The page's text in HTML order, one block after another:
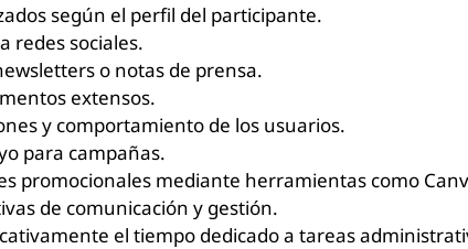
según el perfil del participante.
redes sociales.
o notas de prensa.
extensos.
y comportamiento de los usuarios.
para campañas.
promocionales mediante herramientas como
de comunicación y gestión.
el tiempo dedicado a tareas